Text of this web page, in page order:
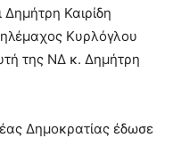
Καιρίδη
Κυρλόγλου
της ΝΔ κ. Δημήτρη
Δημοκρατίας έδωσε